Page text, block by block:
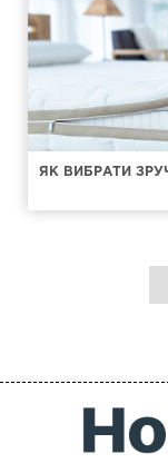
ЯК ВИБРАТИ